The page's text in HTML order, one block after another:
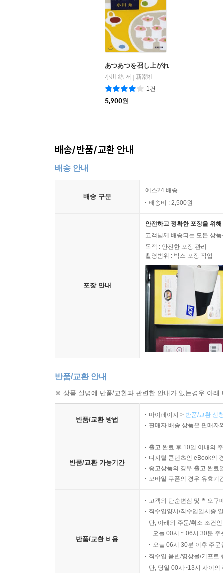
あつあつを召し上がれ
小川 絲 저
新潮社
1건
5,900원
배송/반품/교환 안내
배송 안내
배송 구분
예스24 배송
배송비 : 2,500원
포장 안내
안전하고 정확한 포장을 위
고객님께 배송되는 모든 상
목적 : 안전한 포장 관리
촬영범위 : 박스 포장 작업
반품/교환 안내
※ 상품 설명에 반품/교환과 관련한 안내가 있는경우 아
반품/교환 방법
마이페이지 > 반품/교환 신
판매자 배송 상품은 판매자
반품/교환 가능기간
출고 완료 후 10일 이내의
디지털 콘텐츠인 eBook의
중고상품의 경우 출고 완료
모바일 쿠폰의 경우 유효기
반품/교환 비용
고객의 단순변심 및 착오구
직수입양서/직수입일서중
단, 아래의 주문/취소 조건
오늘 00시 ~ 06시 30분
오늘 06시 30분 이후 주
직수입 음반/영상물/기프트
단, 당일 00시~13시 사이의